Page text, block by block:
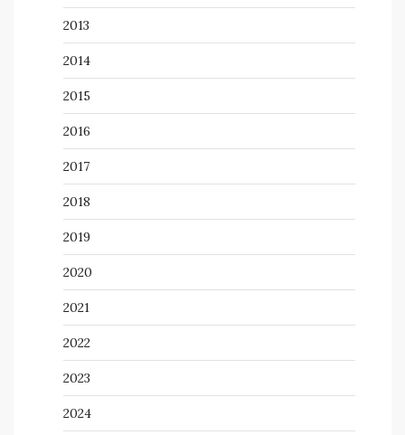
2013
2014
2015
2016
2017
2018
2019
2020
2021
2022
2023
2024